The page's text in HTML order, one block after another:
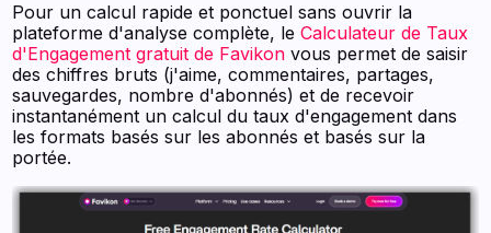
Pour un calcul rapide et ponctuel sans ouvrir la
plateforme d'analyse complète, leCalculateur de Taux
d'Engagement gratuit de Favikon vous permet de saisir
des chiffres bruts (j'aime, commentaires, partages,
sauvegardes, nombre d'abonnés) et de recevoir
instantanément un calcul du taux d'engagement dans
les formats basés sur les abonnés et basés sur la
portée.